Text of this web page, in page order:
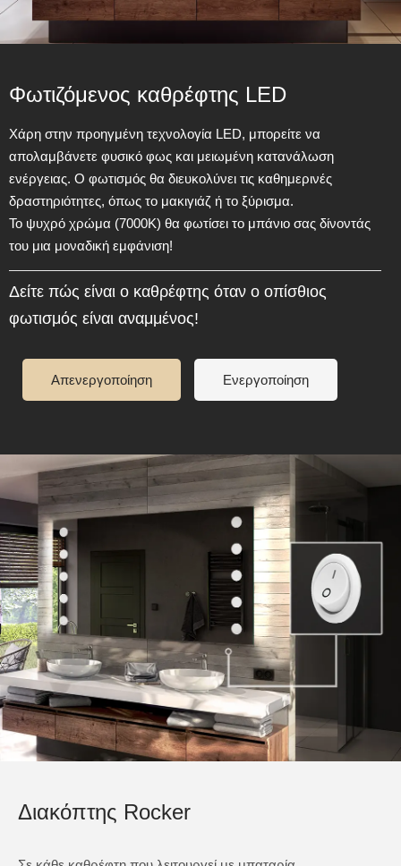
Φωτιζόμενος καθρέφτης LED
Χάρη στην προηγμένη τεχνολογία LED, μπορείτε να
απολαμβάνετε φυσικό φως και μειωμένη κατανάλωση
ενέργειας. Ο φωτισμός θα διευκολύνει τις καθημερινές
δραστηριότητες, όπως το μακιγιάζ ή το ξύρισμα.
Το ψυχρό χρώμα (7000Κ) θα φωτίσει το μπάνιο σας δίνοντάς
του μια μοναδική εμφάνιση!
Δείτε πώς είναι ο καθρέφτης όταν ο οπίσθιος
φωτισμός είναι αναμμένος!
Απενεργοποίηση Ενεργοποίηση
Διακόπτης Rocker